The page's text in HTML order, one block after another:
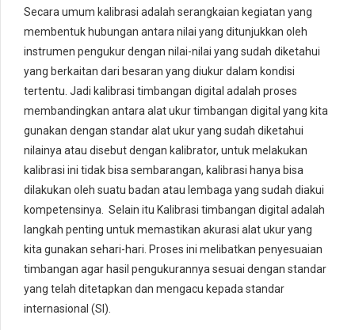
Secara umum kalibrasi adalah serangkaian kegiatan yang
membentuk hubungan antara nilai yang ditunjukkan oleh
instrumen pengukur dengan nilai-nilai yang sudah diketahui
yang berkaitan dari besaran yang diukur dalam kondisi
tertentu. Jadi kalibrasi timbangan digital adalah proses
membandingkan antara alat ukur timbangan digital yang kita
gunakan dengan standar alat ukur yang sudah diketahui
nilainya atau disebut dengan kalibrator, untuk melakukan
kalibrasi ini tidak bisa sembarangan, kalibrasi hanya bisa
dilakukan oleh suatu badan atau lembaga yang sudah diakui
kompetensinya. Selain itu Kalibrasi timbangan digital adalah
langkah penting untuk memastikan akurasi alat ukur yang
kita gunakan sehari-hari. Proses ini melibatkan penyesuaian
timbangan agar hasil pengukurannya sesuai dengan standar
yang telah ditetapkan dan mengacu kepada standar
internasional (SI).